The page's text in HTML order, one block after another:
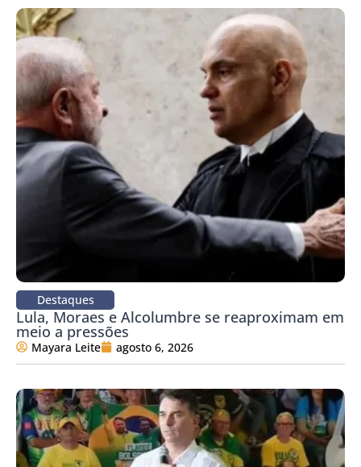
Destaques
Lula, Moraes e Alcolumbre se reaproximam em
meio a pressões
Mayara Leite agosto 6, 2026